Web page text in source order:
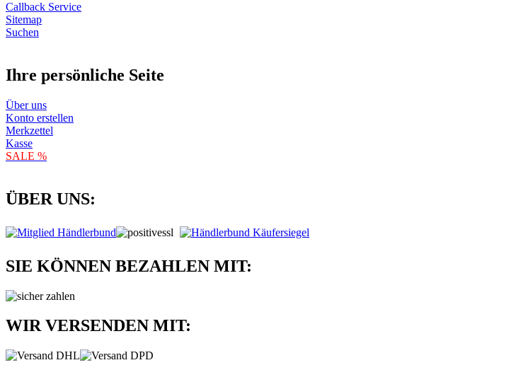
Callback Service
Sitemap
Suchen
Ihre persönliche Seite
Über uns
Konto erstellen
Merkzettel
Kasse
SALE %
ÜBER UNS:
SIE KÖNNEN BEZAHLEN MIT:
WIR VERSENDEN MIT: